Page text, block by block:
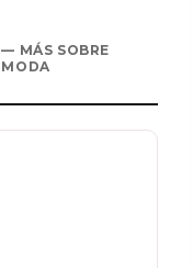
— MÁS SOBRE
MODA